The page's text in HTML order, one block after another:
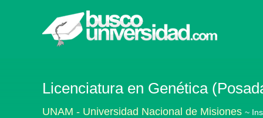
Licenciatura en Genética
UNAM - Universidad Nacional de Misiones ~